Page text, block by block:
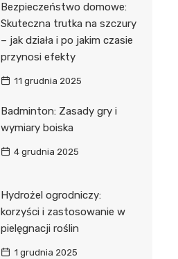
Bezpieczeństwo domowe:
Skuteczna trutka na szczury
– jak działa i po jakim czasie
przynosi efekty
11 grudnia 2025
Badminton: Zasady gry i
wymiary boiska
4 grudnia 2025
Hydrożel ogrodniczy:
korzyści i zastosowanie w
pielęgnacji roślin
1 grudnia 2025